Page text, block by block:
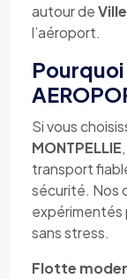
autour de
l’aéroport.
Pourquoi
Si vous
MONTPELLIE
transport
sécurité. Nos
expérimentés
sans stress.
Flotte